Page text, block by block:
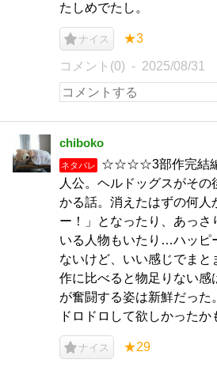
たしめでたし。
ナイス ★3
コメント(0) 2025/08/31
chiboko
ネタバレ
☆☆☆☆3部作完結編
人公。ヘルドッグスがそ
かる話。消えたはずの何人
ー！」となったり、あっさ
いる人物もいたり…ハッピ
ないけど、いい感じでまと
作に比べると物足りない感
が奮闘する姿は新鮮だった
ドロドロして欲しかったか
ナイス ★29